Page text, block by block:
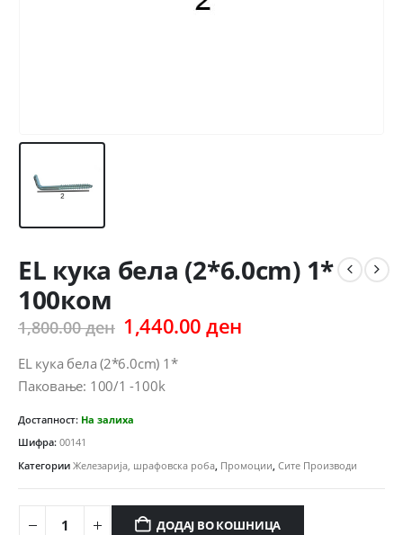
EL кука бела (2*6.0cm) 1*
100ком
1,800.00ден Original
price
was:
1,800.00 ден.
1,440.00ден
EL кука бела (2*6.0cm) 1*
Паковање: 100/1 -100k
Достапност: На залиха
Шифра: 00141
Категории Железарија, шрафовска роба Промоции Сите Производи
ДОДАЈ ВО КОШНИЦА